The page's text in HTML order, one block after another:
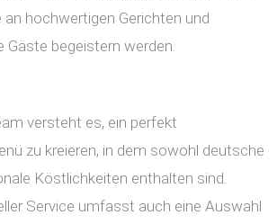
hochwertigen Gerichten und
Gäste begeistern werden.
versteht es, ein perfekt
zu kreieren, in dem sowohl deutsche
Köstlichkeiten enthalten sind.
Service umfasst auch eine Auswahl